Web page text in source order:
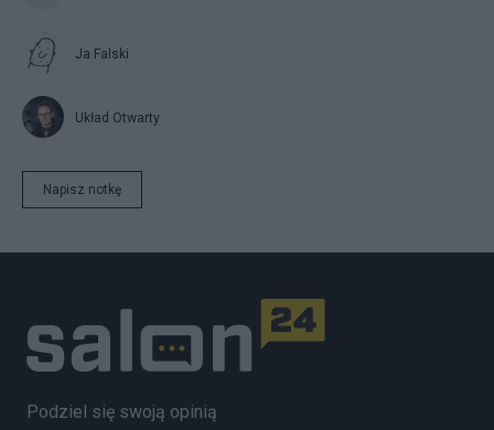
Ja Falski
Układ Otwarty
Napisz notkę
Podziel się swoją opinią